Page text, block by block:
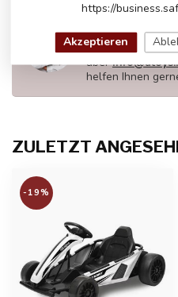
HABEN SIE
PRODUKT?
Bitte kontaktieren
über
helfen Ihnen
ZULETZT
-19%
https://
Akzeptieren